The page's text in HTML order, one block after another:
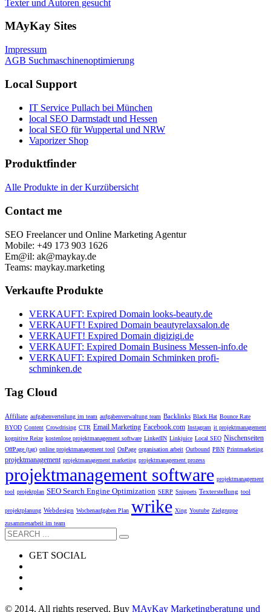
Texter und Autoren gesucht
MAyKay Sites
Impressum
AGB Suchmaschinenoptimierung
Local Support
IT Service Pullach bei München
local SEO Darmstadt und Hessen
local SEO für Wuppertal und NRW
Vaporizer Shop
Produktfinder
Alle Produkte in der Kurzübersicht
Contact me
SEO Freelancer und Online Marketing Agentur
Mobile: +49 173 903 1626
Em@il: ak@maykay.de
Teams: maykay.marketing
Verkaufte Produkte
VERKAUFT: Expired Domain looks-beauty.de
VERKAUFT! Expired Domain beautyrelaxsalon.de
VERKAUFT! Expired Domain digizigi.de
VERKAUFT: Expired Domain Business Messen-info.de
VERKAUFT: Expired Domain Schminken profi-
schminken.de
Tag Cloud
Affiliate aufgabenverteilung im team aufgabenverwaltung team Backlinks Black Hat Bounce Rate
BYOD Content Crowdrising CTR Email Marketing Facebook.com Instagram it projektmanagement
kognitive Reize kostenlose projektmanagement software LinkedIN Linkjuice Local SEO Nischenseiten
OffPage (tag) online projektmanagement tool OnPage organisation arbeit Outbound PBN Printmarketing
projektmanagement projektmanagement marketing projektmanagement prozess
projektmanagement software projektmanagement
tool projektplan SEO Search Engine Optimization SERP Snippets Texterstellung tool
projektplanung Webdesign Wochenaufgaben Plan wrike Xing Youtube Zielgruppe
zusammenarbeit im team
GET SOCIAL
© 2014. All rights reserved. Buy MAyKay Marketingberatung und